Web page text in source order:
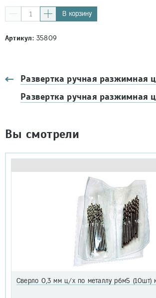
В корзину
Артикул:35809
Развертка ручная разжимная
Развертка ручная разжимная
Вы смотрели
Сверло 0,3 мм ц/х по металлу р6м5 (10шт)